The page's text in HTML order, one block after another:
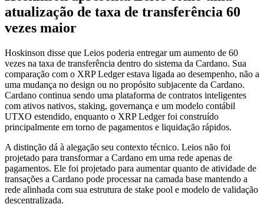
atualização de taxa de transferência 60
vezes maior
Hoskinson disse que Leios poderia entregar um aumento de 60
vezes na taxa de transferência dentro do sistema da Cardano. Sua
comparação com o XRP Ledger estava ligada ao desempenho, não a
uma mudança no design ou no propósito subjacente da Cardano.
Cardano continua sendo uma plataforma de contratos inteligentes
com ativos nativos, staking, governança e um modelo contábil
UTXO estendido, enquanto o XRP Ledger foi construído
principalmente em torno de pagamentos e liquidação rápidos.
A distinção dá à alegação seu contexto técnico. Leios não foi
projetado para transformar a Cardano em uma rede apenas de
pagamentos. Ele foi projetado para aumentar quanto de atividade de
transações a Cardano pode processar na camada base mantendo a
rede alinhada com sua estrutura de stake pool e modelo de validação
descentralizada.